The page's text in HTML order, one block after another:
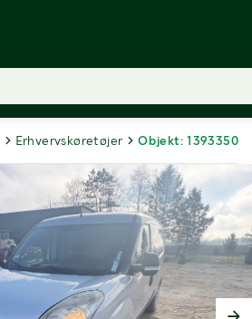
Erhvervskøretøjer Objekt: 1393350